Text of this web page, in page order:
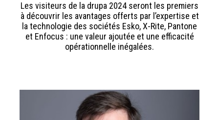
Les visiteurs de la drupa 2024 seront les premiers
à découvrir les avantages offerts par l’expertise et
la technologie des sociétés Esko, X-Rite, Pantone
et Enfocus : une valeur ajoutée et une efficacité
opérationnelle inégalées.